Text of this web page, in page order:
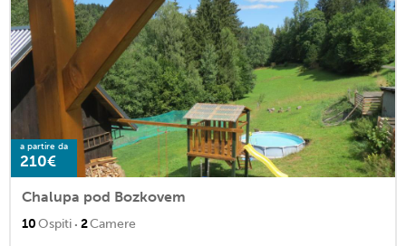
a partire da
210€
Chalupa pod Bozkovem
10Ospiti · 2Camere